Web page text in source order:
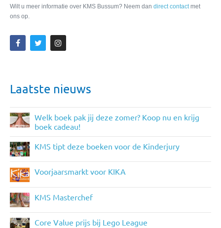
Wilt u meer informatie over KMS Bussum? Neem dan direct contactmet
ons op.
Laatste nieuws
Welk boek pak jij deze zomer? Koop nu en krijg
boek cadeau!
KMS tipt deze boeken voor de Kinderjury
Voorjaarsmarkt voor KIKA
KMS Masterchef
Core Value prijs bij Lego League